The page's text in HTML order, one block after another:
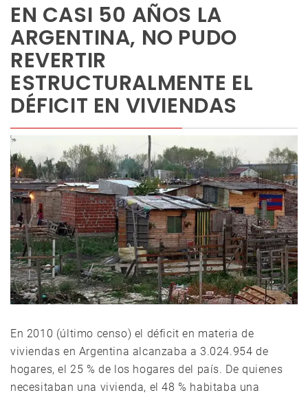
EN CASI 50 AÑOS LA
ARGENTINA, NO PUDO
REVERTIR
ESTRUCTURALMENTE EL
DÉFICIT EN VIVIENDAS
En 2010 (último censo) el déficit en materia de
viviendas en Argentina alcanzaba a 3.024.954 de
hogares, el 25 % de los hogares del país. De quienes
necesitaban una vivienda, el 48 % habitaba una